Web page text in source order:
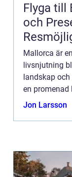
Flyga till
och
Mallorca är
livsnjutning
landskap
en promenad
vino på
Jon Larsson